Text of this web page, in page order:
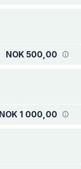
NOK 500,00
NOK 1 000,00